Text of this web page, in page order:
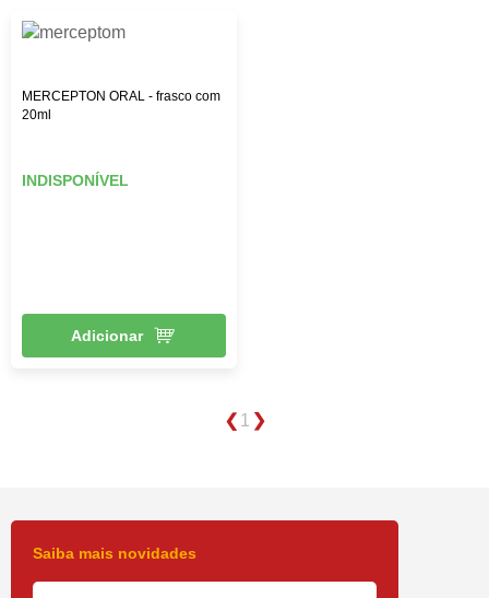
MERCEPTON ORAL - frasco com
20ml
INDISPONÍVEL
Adicionar
1
Saiba mais novidades